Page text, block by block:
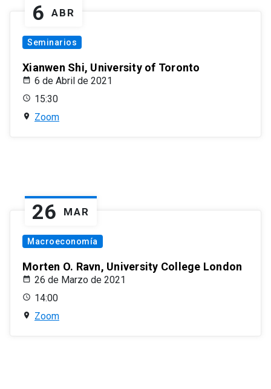
6 ABR
Seminarios
Xianwen Shi, University of Toronto
6 de Abril de 2021
15:30
Zoom
26 MAR
Macroeconomía
Morten O. Ravn, University College London
26 de Marzo de 2021
14:00
Zoom